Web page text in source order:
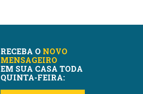
RECEBA O NOVO
MENSAGEIRO
EM SUA CASA TODA
QUINTA-FEIRA: